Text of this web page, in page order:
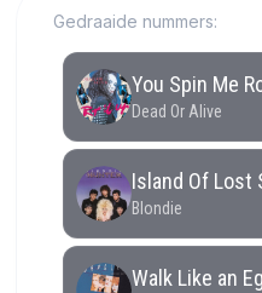
Gedraaide nummers: